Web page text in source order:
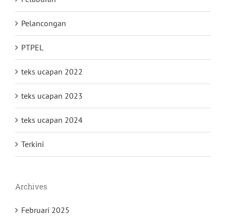
Pelancongan
PTPEL
teks ucapan 2022
teks ucapan 2023
teks ucapan 2024
Terkini
Archives
Februari 2025